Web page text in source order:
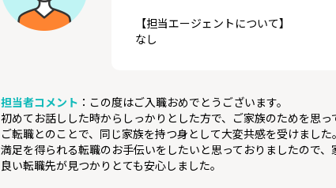
【担当エージェントについて】
なし
担当者コメント ：この度はご入職おめでとうございます。
初めてお話しした時からしっかりとした方で、ご家族のためを思っ
ご転職とのことで、同じ家族を持つ身として大変共感を受けました。
満足を得られる転職のお手伝いをしたいと思っておりましたので、
良い転職先が見つかりとても安心しました。